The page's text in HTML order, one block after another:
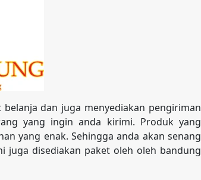
dan juga menyediakan pengiriman
yang ingin anda kirimi. Produk yang
yang enak. Sehingga anda akan senang
juga disediakan paket oleh oleh bandung